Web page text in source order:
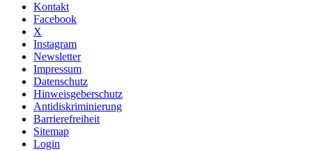
Kontakt
Facebook
X
Instagram
Newsletter
Impressum
Datenschutz
Hinweisgeberschutz
Antidiskriminierung
Barrierefreiheit
Sitemap
Login